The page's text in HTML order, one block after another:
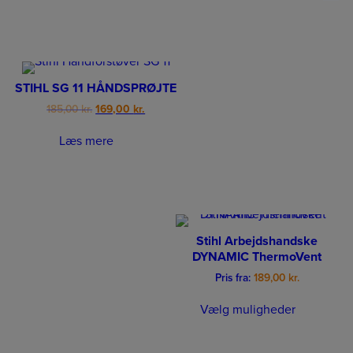
STIHL SG 11 HÅNDSPRØJTE
185,00kr. Original
185,00 kr..
169,00 kr.
Læs mere
Stihl Arbejdshandske
DYNAMIC ThermoVent
Pris fra: 189,00 kr.
Vælg muligheder